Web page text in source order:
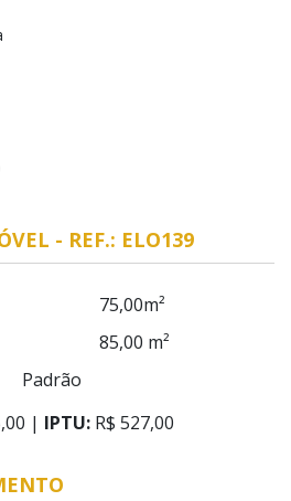
- REF.: ELO139
75,00m²
85,00 m²
Padrão
| IPTU: R$ 527,00